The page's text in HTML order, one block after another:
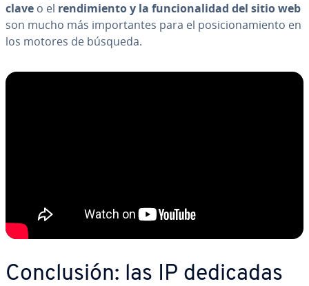
clave o el re­n­di­mie­n­to y la fu­n­cio­na­li­dad del sitio web
son mucho más im­po­r­ta­n­tes para el po­si­cio­na­mie­n­to en
los motores de búsqueda.
Co­n­clu­sión: las IP dedicadas